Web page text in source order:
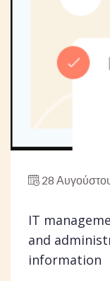
28
IT
and
information